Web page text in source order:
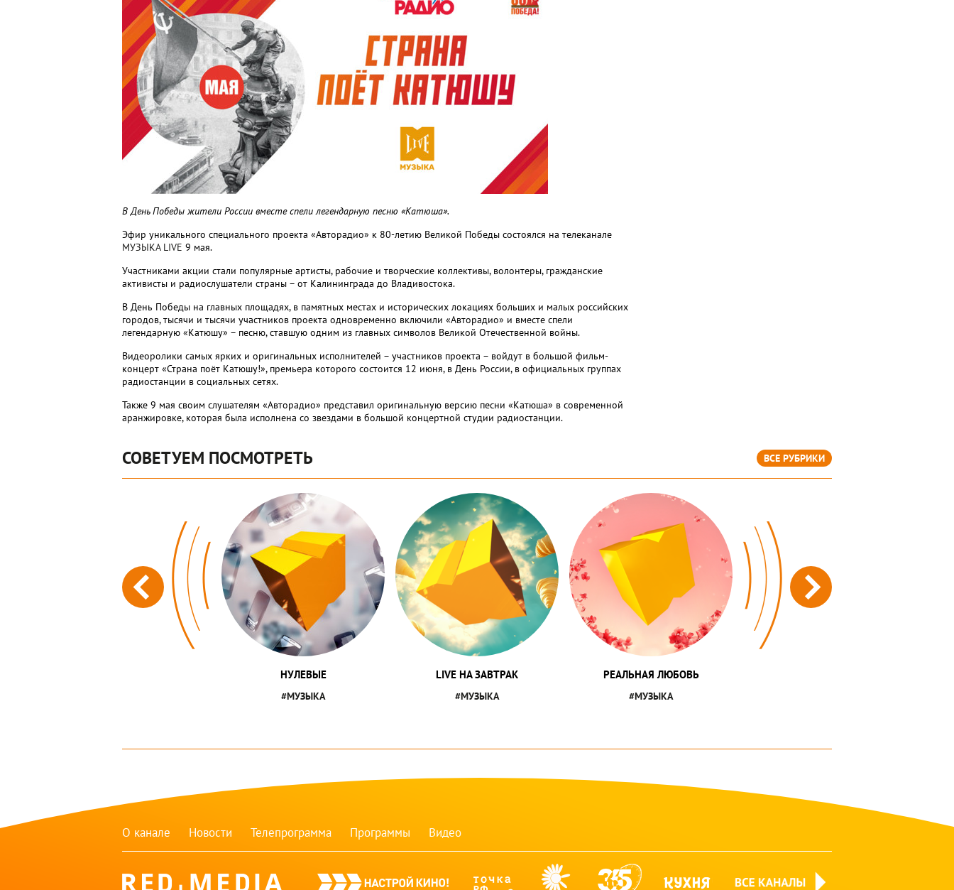
В День Победы жители России вместе спели легендарную песню «Катюша».
Эфир уникального специального проекта «Авторадио» к 80-летию Великой Победы состоялся на телеканале
МУЗЫКА LIVE 9 мая.
Участниками акции стали популярные артисты, рабочие и творческие коллективы, волонтеры, гражданские
активисты и радиослушатели страны – от Калининграда до Владивостока.
В День Победы на главных площадях, в памятных местах и исторических локациях больших и малых российских
городов, тысячи и тысячи участников проекта одновременно включили «Авторадио» и вместе спели
легендарную «Катюшу» – песню, ставшую одним из главных символов Великой Отечественной войны.
Видеоролики самых ярких и оригинальных исполнителей − участников проекта − войдут в большой фильм-
концерт «Страна поёт Катюшу!», премьера которого состоится 12 июня, в День России, в официальных группах
радиостанции в социальных сетях.
Также 9 мая своим слушателям «Авторадио» представил оригинальную версию песни «Катюша» в современной
аранжировке, которая была исполнена со звездами в большой концертной студии радиостанции.
СОВЕТУЕМ ПОСМОТРЕТЬ ВСЕ РУБРИКИ
НУЛЕВЫЕ
#МУЗЫКА
LIVE НА ЗАВТРАК
#МУЗЫКА
РЕАЛЬНАЯ ЛЮБОВЬ
#МУЗЫКА
О канале Новости Телепрограмма Программы Видео